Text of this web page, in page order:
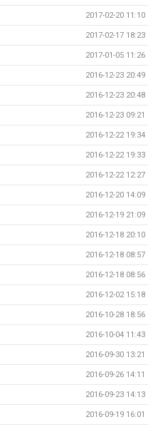
2017-02-20 11:10
2017-02-17 18:23
2017-01-05 11:26
2016-12-23 20:49
2016-12-23 20:48
2016-12-23 09:21
2016-12-22 19:34
2016-12-22 19:33
2016-12-22 12:27
2016-12-20 14:09
2016-12-19 21:09
2016-12-18 20:10
2016-12-18 08:57
2016-12-18 08:56
2016-12-02 15:18
2016-10-28 18:56
2016-10-04 11:43
2016-09-30 13:21
2016-09-26 14:11
2016-09-23 14:13
2016-09-19 16:01